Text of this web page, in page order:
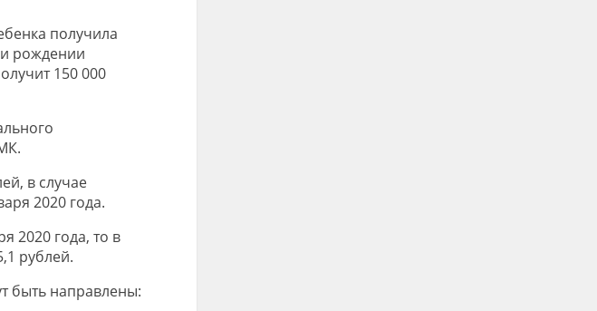
получила
рождении
150 000
в случае
2020 года.
2020 года, то в
рублей.
быть направлены: